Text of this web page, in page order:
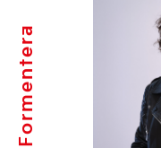
Formentera